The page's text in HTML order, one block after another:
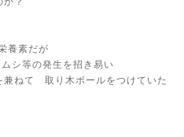
養素だが
発生を招き易い
ねて 取り木ボールをつけていた